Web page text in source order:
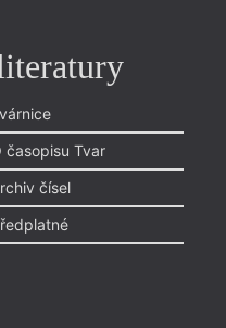
časopisu Tvar
čísel